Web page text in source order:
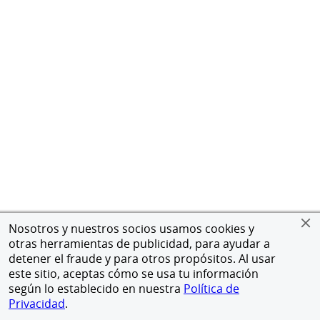
Nosotros y nuestros socios usamos cookies y
otras herramientas de publicidad, para ayudar a
detener el fraude y para otros propósitos. Al usar
este sitio, aceptas cómo se usa tu información
según lo establecido en nuestra Política de
Privacidad.